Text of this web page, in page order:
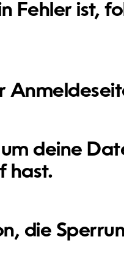
Fehler ist,
deine
hast.
die